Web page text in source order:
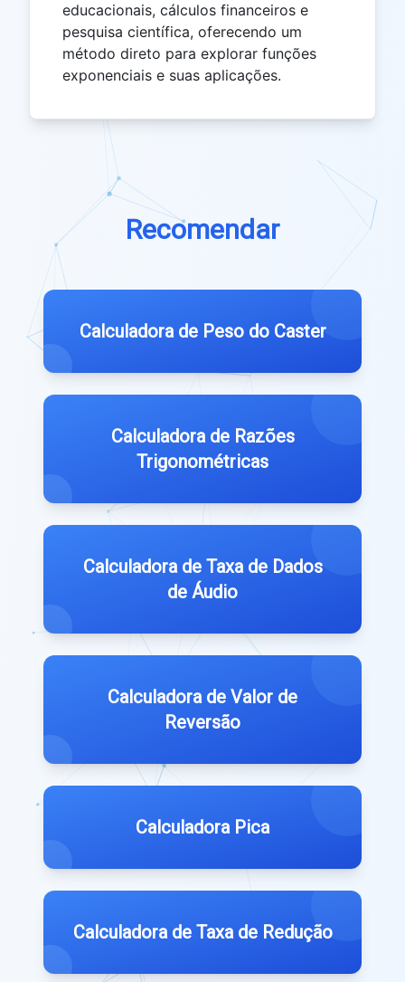
educacionais, cálculos financeiros e
pesquisa científica, oferecendo um
método direto para explorar funções
exponenciais e suas aplicações.
Recomendar
Calculadora de Peso do Caster
Calculadora de Razões
Trigonométricas
Calculadora de Taxa de Dados
de Áudio
Calculadora de Valor de
Reversão
Calculadora Pica
Calculadora de Taxa de Redução